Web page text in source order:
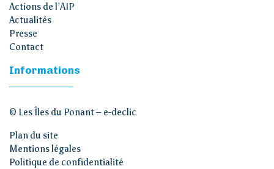
Actions de l’AIP
Actualités
Presse
Contact
Informations
© Les Îles du Ponant – e-declic
Plan du site
Mentions légales
Politique de confidentialité